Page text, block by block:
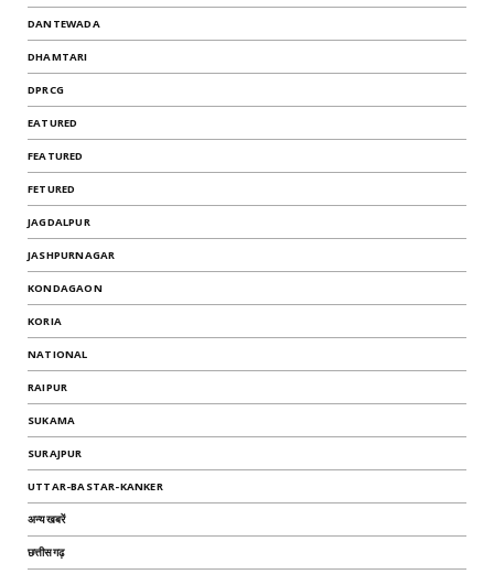
DANTEWADA
DHAMTARI
DPRCG
EATURED
FEATURED
FETURED
JAGDALPUR
JASHPURNAGAR
KONDAGAON
KORIA
NATIONAL
RAIPUR
SUKAMA
SURAJPUR
UTTAR-BASTAR-KANKER
अन्यखबरें
छत्तीसगढ़